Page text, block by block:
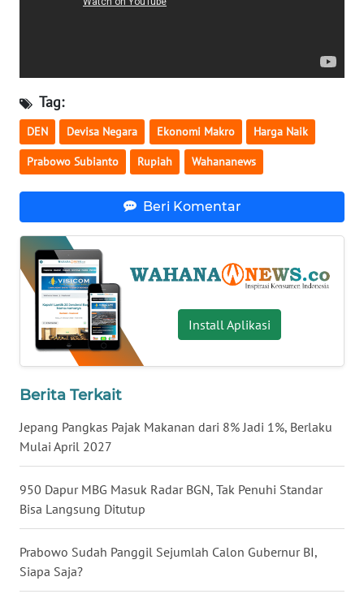
Tag:
DEN Devisa Negara Ekonomi Makro Harga Naik
Prabowo Subianto Rupiah Wahananews
Beri Komentar
Install Aplikasi
Berita Terkait
Jepang Pangkas Pajak Makanan dari 8% Jadi 1%, Berlaku
Mulai April 2027
950 Dapur MBG Masuk Radar BGN, Tak Penuhi Standar
Bisa Langsung Ditutup
Prabowo Sudah Panggil Sejumlah Calon Gubernur BI,
Siapa Saja?
WN
SULTENG
WN
WN
BABEL
WN
SUMBAR
SUMSEL
WN
BENGKULU
WN
LAMPUNG
WN
JATENG